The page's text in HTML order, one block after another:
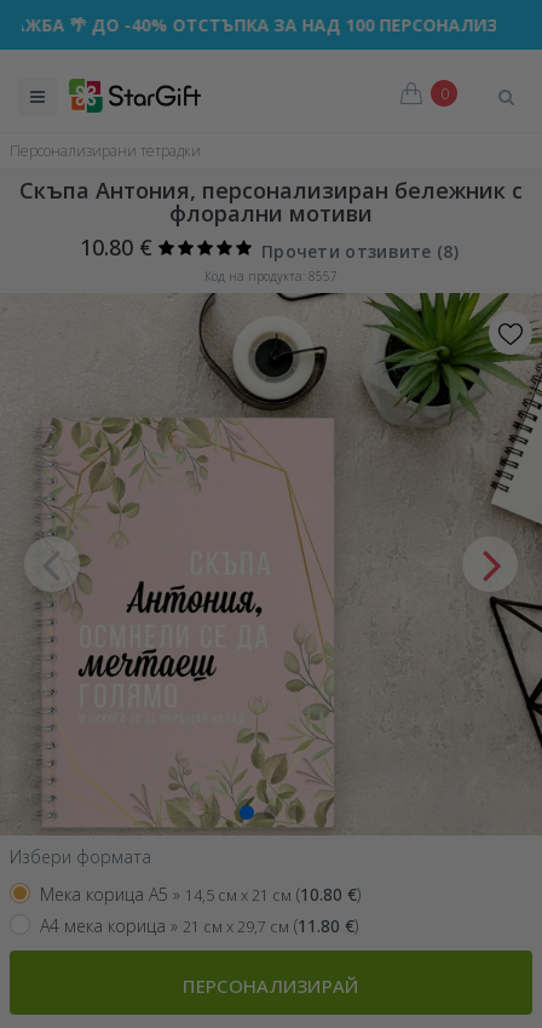
ДО -40% ОТСТЪПКА ЗА НАД 100 ПЕРСОНАЛИЗИРАНИ
0
Персонализирани тетрадки
Скъпа Антония, персонализиран бележник с
флорални мотиви
10.80 €
Прочети отзивите (8)
Код на продукта: 8557
Избери формата
Мека корица A5 » 14,5 см x 21 см (10.80 €)
A4 мека корица » 21 см x 29,7 см (11.80 €)
ПЕРСОНАЛИЗИРАЙ